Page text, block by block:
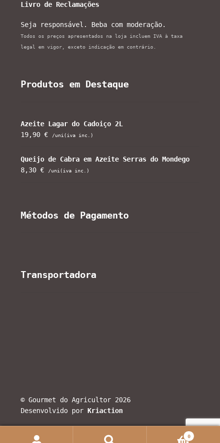
Livro de Reclamações
Seja responsável. Beba com moderação.
Todos os preços apresentados na loja incluem IVA à taxa
legal em vigor, exceto indicação em contrário.
Produtos em Destaque
Azeite Lagar do Cadoiço 2L
19,90€ /uni(iva inc.)
Queijo de Cabra em Azeite Serras do Mondego
8,30€ /uni(iva inc.)
Métodos de Pagamento
Transportadora
© Gourmet do Agricultor 2026
Desenvolvido porKriaction
0